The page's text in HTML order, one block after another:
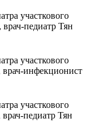
участкового
педиатр Тян
участкового
инфекционист
участкового
педиатр Тян